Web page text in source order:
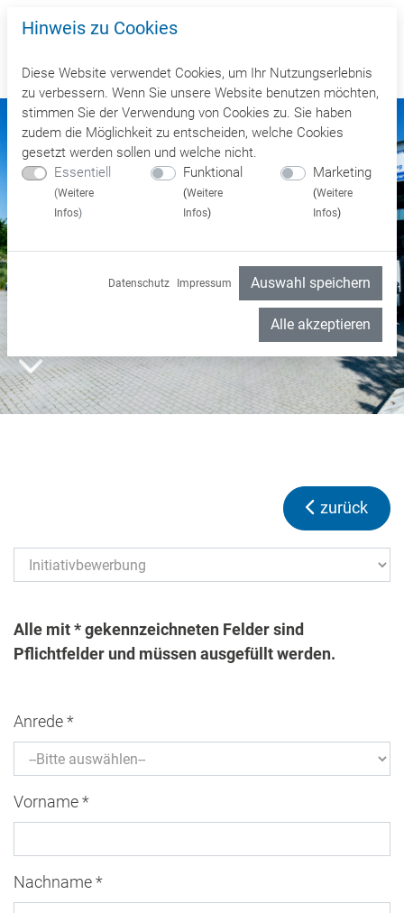
zurück
Alle mit * gekennzeichneten Felder sind
Pflichtfelder und müssen ausgefüllt werden.
Anrede *
Vorname *
Nachname *
Hinweis zu Cookies
Diese Website verwendet Cookies, um Ihr Nutzungserlebnis
zu verbessern. Wenn Sie unsere Website benutzen möchten,
stimmen Sie der Verwendung von Cookies zu. Sie haben
zudem die Möglichkeit zu entscheiden, welche Cookies
gesetzt werden sollen und welche nicht.
Essentiell
(Weitere
Infos)
Funktional
(Weitere
Infos)
Marketing
(Weitere
Infos)
Datenschutz Impressum Auswahl speichern
Alle akzeptieren